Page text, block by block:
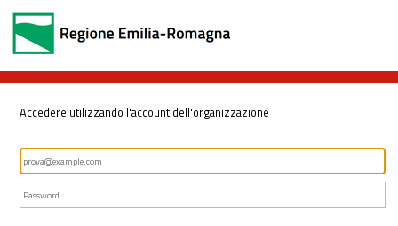
Accedere utilizzando l'account dell'organizzazione